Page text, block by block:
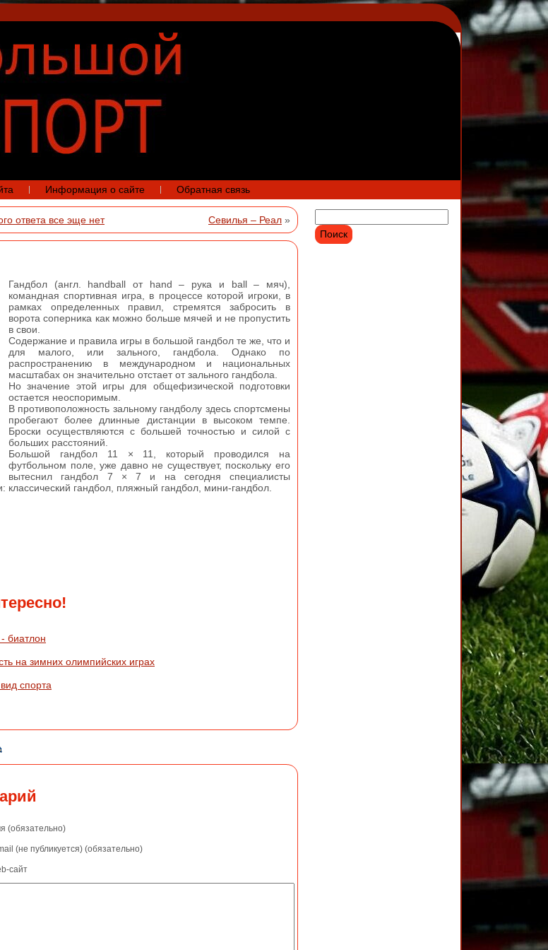
Информация о сайте Обратная связь
ответа все эще нет Севилья – Реал »
Гандбол (англ. handball от hand – рука и ball – мяч),
командная спортивная игра, в процессе которой игроки, в
рамках определенных правил, стремятся забросить в
ворота соперника как можно больше мячей и не пропустить
в свои.
Содержание и правила игры в большой гандбол те же, что и
для малого, или зального, гандбола. Однако по
распространению в международном и национальных
масштабах он значительно отстает от зального гандбола.
Но значение этой игры для общефизической подготовки
остается неоспоримым.
В противоположность зальному гандболу здесь спортсмены
пробегают более длинные дистанции в высоком темпе.
Броски осуществляются с большей точностью и силой с
больших расстояний.
Большой гандбол 11 × 11, который проводился на
футбольном поле, уже давно не существует, поскольку его
вытеснил гандбол 7 × 7 и на сегодня специалисты
классический гандбол, пляжный гандбол, мини-гандбол.
биатлон
на зимних олимпийских играх
спорта
(обязательно)
(не публикуется) (обязательно)
сайт